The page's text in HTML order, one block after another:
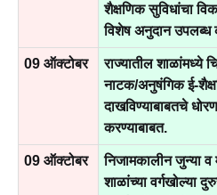
शैक्षणिक सुविधांचा
विशेष अनुदान
09 ऑक्टोबर
राज्यातील शाळांमध्ये
नाटक/अनुषंगिक ई-
दाखविण्याबाबतचे
करण्याबाबत.
09 ऑक्टोबर
निजामकालीन जुन्या
शाळांच्या वर्गखोल्या